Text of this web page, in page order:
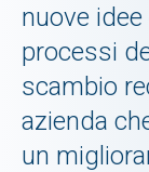
nuove
processi
scambio
azienda
un